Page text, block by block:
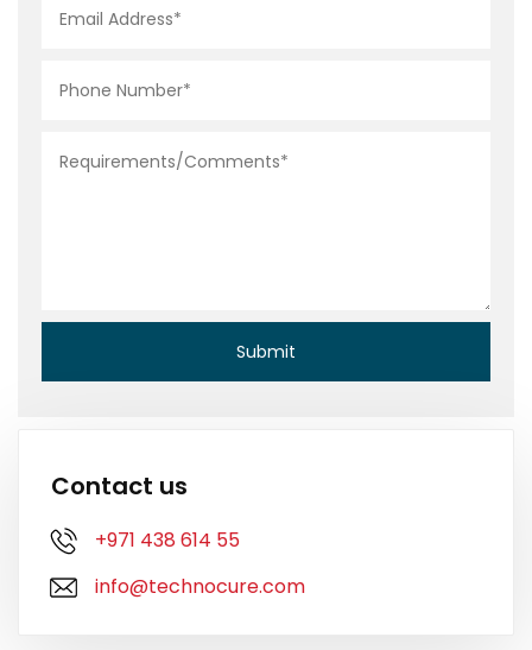
Contact us
+971 438 614 55
info@technocure.com